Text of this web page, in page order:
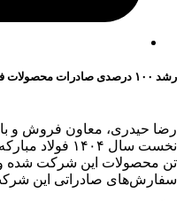
رشد ۱۰۰ درصدی صادرات محصولات فولاد مبارکه
سفارش‌های صادراتی این